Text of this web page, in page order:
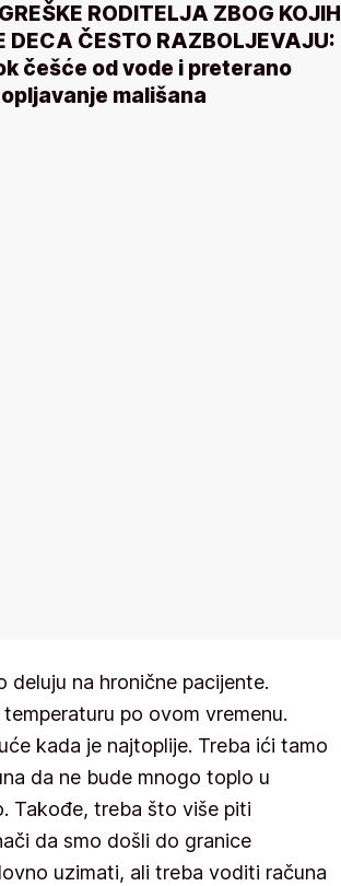
RODITELJA ZBOG KOJIH
DECA ČESTO RAZBOLJEVAJU:
češće od vode i preterano
mališana
deluju na hronične pacijente.
po ovom vremenu.
kada je najtoplije. Treba ići tamo
da ne bude mnogo toplo u
Takođe, treba što više piti
da smo došli do granice
uzimati, ali treba voditi računa